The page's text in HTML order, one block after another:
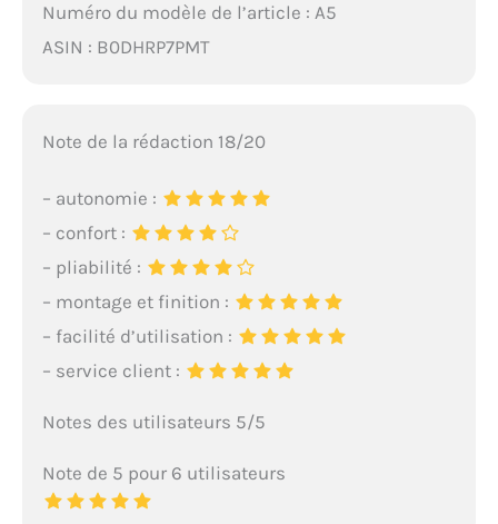
Numéro du modèle de l’article : A5
ASIN : B0DHRP7PMT
Note de la rédaction 18/20
– autonomie :
– confort :
– pliabilité :
– montage et finition :
– facilité d’utilisation :
– service client :
Notes des utilisateurs 5/5
Note de 5 pour 6 utilisateurs